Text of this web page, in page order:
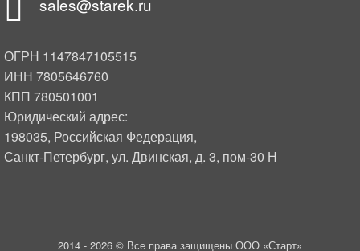
sales@starek.ru
ОГРН 1147847105515
ИНН 7805646760
КПП 780501001
Юридический адрес:
198035, Российская Федерация,
Санкт-Петербург, ул. Двинская, д. 3, пом-30 Н
2014 - 2026 © Все права защищены ООО «Старт»